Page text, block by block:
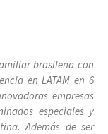
brasileña con
en LATAM en 6
empresas
especiales y
Además de ser